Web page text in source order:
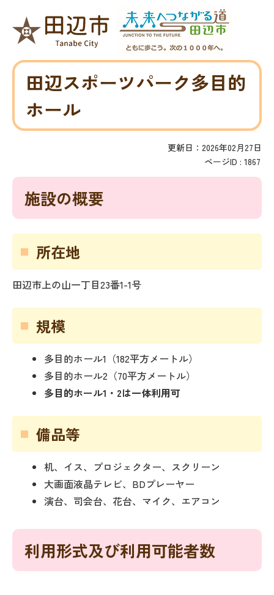
田辺スポーツパーク多目的
ホール
更新日：2026年02月27日
ページID : 1867
施設の概要
所在地
田辺市上の山一丁目23番1-1号
規模
多目的ホール1（182平方メートル）
多目的ホール2（70平方メートル）
多目的ホール1・2は一体利用可
備品等
机、イス、プロジェクター、スクリーン
大画面液晶テレビ、BDプレーヤー
演台、司会台、花台、マイク、エアコン
利用形式及び利用可能者数